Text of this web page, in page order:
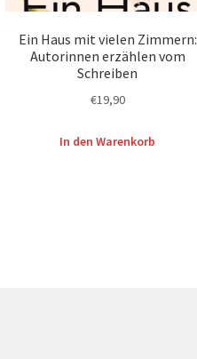
Ein Haus mit vielen Zimmern:
Autorinnen erzählen vom
Schreiben
€19,90
In den Warenkorb